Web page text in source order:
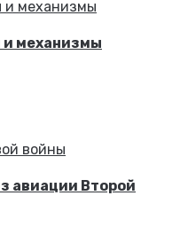
механизмы
авиации Второй